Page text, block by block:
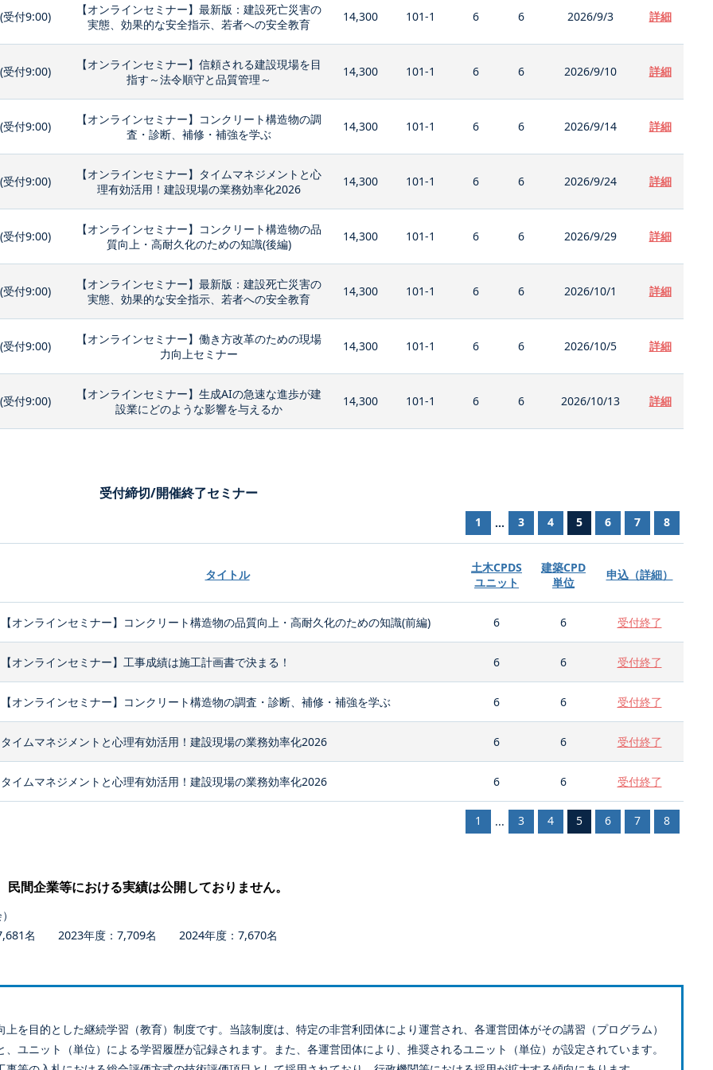
付9:00)
【オンラインセミナー】最新版：建設死亡災害の
実態、効果的な安全指示、若者への安全教育
14,300 101-1 6 6 2026/9/3 詳細
付9:00)
【オンラインセミナー】信頼される建設現場を目
指す～法令順守と品質管理～
14,300 101-1 6 6 2026/9/10 詳細
付9:00)
【オンラインセミナー】コンクリート構造物の調
査・診断、補修・補強を学ぶ
14,300 101-1 6 6 2026/9/14 詳細
付9:00)
【オンラインセミナー】タイムマネジメントと心
理有効活用！建設現場の業務効率化2026
14,300 101-1 6 6 2026/9/24 詳細
付9:00)
【オンラインセミナー】コンクリート構造物の品
質向上・高耐久化のための知識(後編)
14,300 101-1 6 6 2026/9/29 詳細
付9:00)
【オンラインセミナー】最新版：建設死亡災害の
実態、効果的な安全指示、若者への安全教育
14,300 101-1 6 6 2026/10/1 詳細
付9:00)
【オンラインセミナー】働き方改革のための現場
力向上セミナー
14,300 101-1 6 6 2026/10/5 詳細
付9:00)
【オンラインセミナー】生成AIの急速な進歩が建
設業にどのような影響を与えるか
14,300 101-1 6 6 2026/10/13 詳細
受付締切/開催終了セミナー
1 ... 3 4 5 6 7 8
タイトル
土木CPDS
ユニット
建築CPD
単位
申込（詳細）
【オンラインセミナー】コンクリート構造物の品質向上・高耐久化のための知識(前編) 6 6 受付終了
【オンラインセミナー】工事成績は施工計画書で決まる！ 6 6 受付終了
【オンラインセミナー】コンクリート構造物の調査・診断、補修・補強を学ぶ 6 6 受付終了
タイムマネジメントと心理有効活用！建設現場の業務効率化2026 6 6 受付終了
タイムマネジメントと心理有効活用！建設現場の業務効率化2026 6 6 受付終了
1 ... 3 4 5 6 7 8
間企業等における実績は公開しておりません。
名 2023年度：7,709名 2024年度：7,670名
を目的とした継続学習（教育）制度です。当該制度は、特定の非営利団体により運営され、各運営団体がその講習（プログラム）
ユニット（単位）による学習履歴が記録されます。また、各運営団体により、推奨されるユニット（単位）が設定されています。